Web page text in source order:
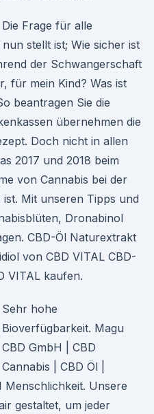
Die Frage für alle
stellt ist; Wie sicher ist
der Schwangerschaft
für mein Kind? Was ist
beantragen Sie die
übernehmen die
Doch nicht in allen
2017 und 2018 beim
von Cannabis bei der
Mit unseren Tipps und
Dronabinol
CBD-Öl Naturextrakt
von CBD VITAL CBD-
VITAL kaufen.
Sehr hohe
Bioverfügbarkeit. Magu
CBD GmbH | CBD
Cannabis | CBD Öl |
Menschlichkeit. Unsere
gestaltet, um jeder